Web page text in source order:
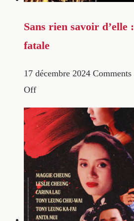
Sans rien savoir d’elle :
fatale
17 décembre 2024 Comments
Off